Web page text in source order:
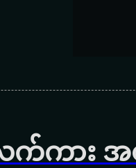
က်ကား အ